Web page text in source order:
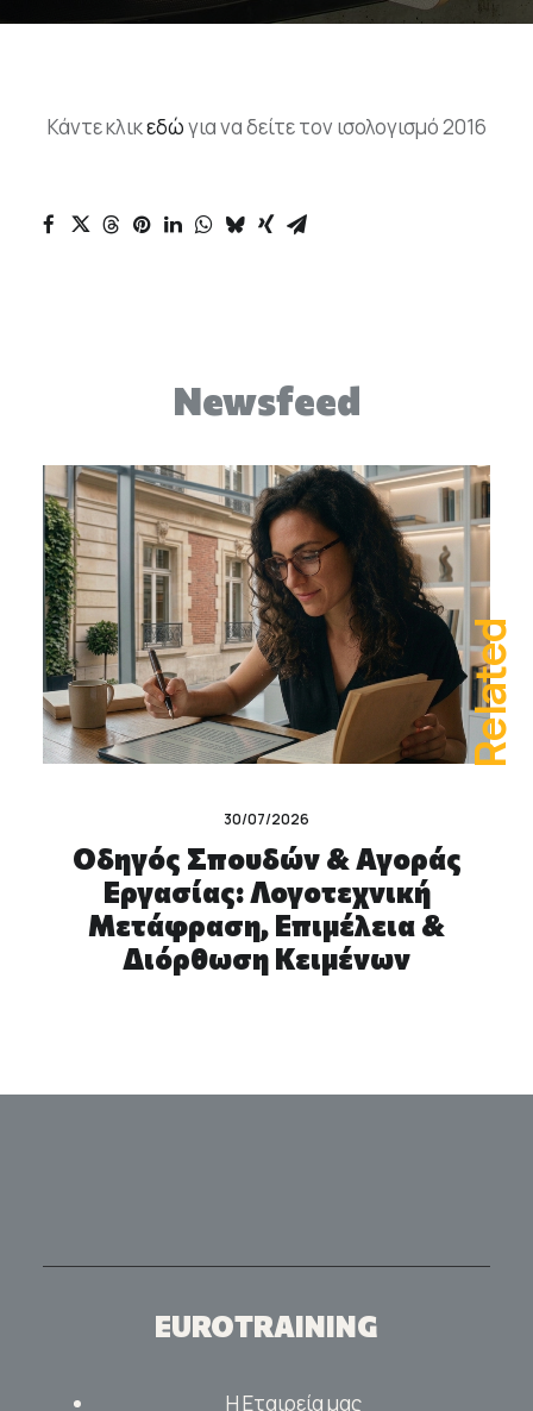
Κάντε κλικεδώγια να δείτε τον ισολογισμό 2016
Newsfeed
30/07/2026
Οδηγός Σπουδών & Αγοράς
Εργασίας: Λογοτεχνική
Μετάφραση, Επιμέλεια &
Διόρθωση Κειμένων
Related
EUROTRAINING
Η Εταιρεία μας